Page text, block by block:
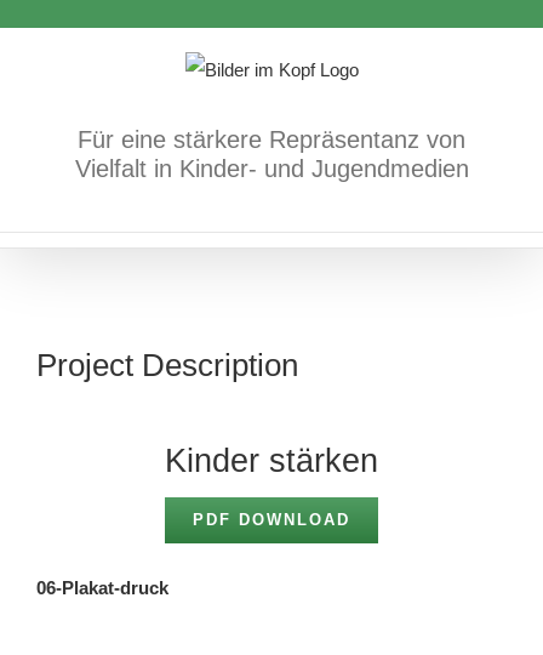
Für eine stärkere Repräsentanz von
Vielfalt in Kinder- und Jugendmedien
Project Description
Kinder stärken
PDF DOWNLOAD
06-Plakat-druck